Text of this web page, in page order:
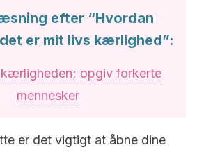
efter “Hvordan
er mit livs kærlighed”:
opgiv forkerte
mennesker
er det vigtigt at åbne dine